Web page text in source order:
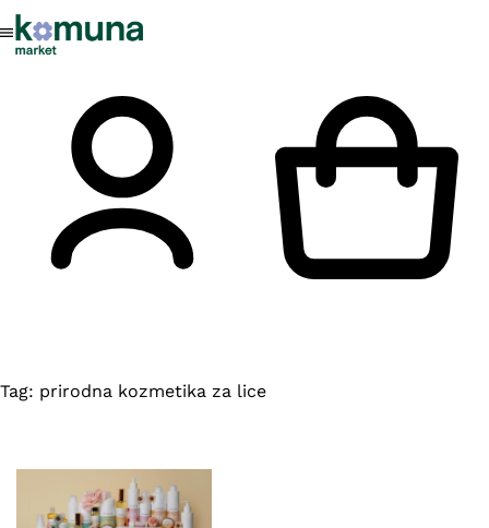
Tag: prirodna kozmetika za lice